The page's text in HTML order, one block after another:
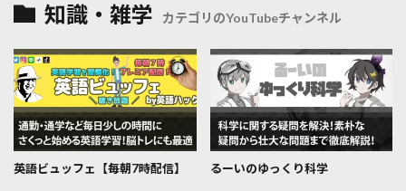
知識・雑学 カテゴリのYouTubeチャンネル
英語ビュッフェ【毎朝7時配信】 るーいのゆっくり科学